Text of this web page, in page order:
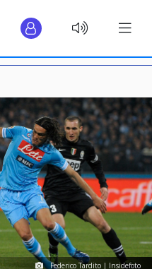
Federico Tardito | Insidefoto